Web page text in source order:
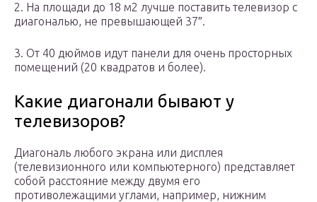
2. На площади до 18 м2 лучше поставить телевизор с
диагональю, не превышающей 37″.
3. От 40 дюймов идут панели для очень просторных
помещений (20 квадратов и более).
Какие диагонали бывают у
телевизоров?
Диагональ любого экрана или дисплея
(телевизионного или компьютерного) представляет
собой расстояние между двумя его
противолежащими углами, например, нижним